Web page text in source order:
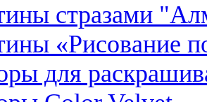
стразами
«Рисование
для